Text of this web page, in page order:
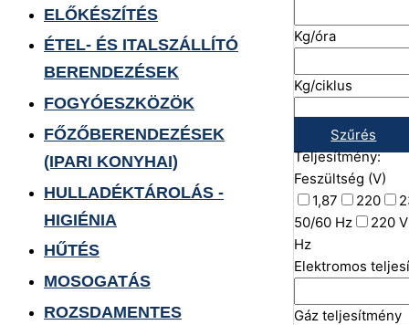
ELŐKÉSZÍTÉS
ÉTEL- ÉS ITALSZÁLLÍTÓ
BERENDEZÉSEK
FOGYÓESZKÖZÖK
FŐZŐBERENDEZÉSEK
(IPARI KONYHAI)
HULLADÉKTÁROLÁS -
HIGIÉNIA
HŰTÉS
MOSOGATÁS
ROZSDAMENTES
Kg/óra
Kg/ciklus
Szűrés
Teljesítmény:
Feszültség (V)
1,87
220
50/60 Hz
220
Hz
Elektromos
Gáz teljesítmény